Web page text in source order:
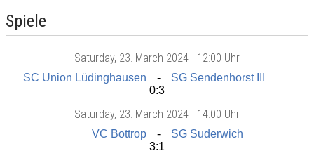
Spiele
Saturday, 23. March 2024 - 12:00 Uhr
SC Union Lüdinghausen
SG Sendenhorst III
0:3
Saturday, 23. March 2024 - 14:00 Uhr
VC Bottrop
SG Suderwich
3:1